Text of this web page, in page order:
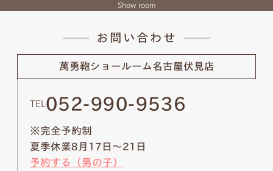
Show room
お問い合わせ
萬勇鞄ショールーム名古屋伏見店
TEL 052-990-9536
※完全予約制
夏季休業8月17日～21日
予約する（男の子）